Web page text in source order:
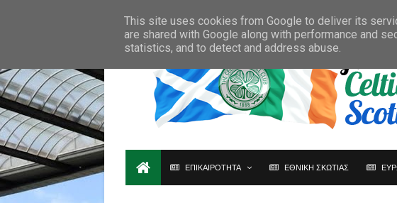
ΕΠΙΚΑΙΡΟΤΗΤΑ ΕΘΝΙΚΗ ΣΚΩΤΙΑΣ
This site uses cookies from Google to deliver its
are shared with Google along with performance and
statistics, and to detect and address abuse.